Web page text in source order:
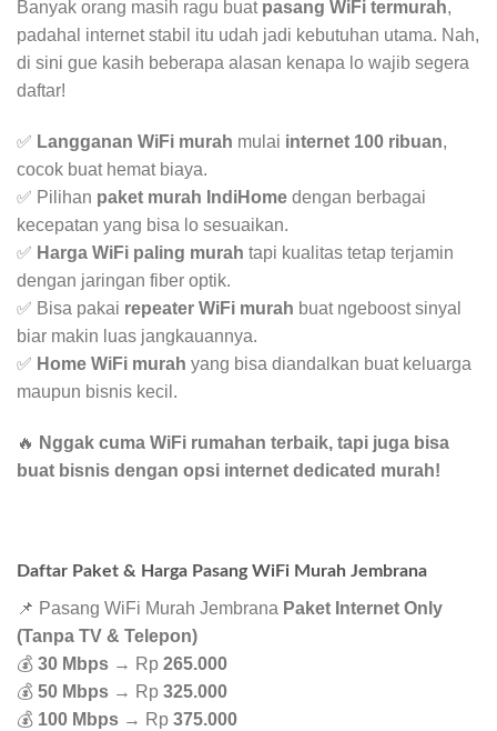
Banyak orang masih ragu buat pasang WiFi termurah,
padahal internet stabil itu udah jadi kebutuhan utama. Nah,
di sini gue kasih beberapa alasan kenapa lo wajib segera
daftar!
✅ Langganan WiFi murah mulai internet 100 ribuan,
cocok buat hemat biaya.
✅ Pilihan paket murah IndiHome dengan berbagai
kecepatan yang bisa lo sesuaikan.
✅ Harga WiFi paling murah tapi kualitas tetap terjamin
dengan jaringan fiber optik.
✅ Bisa pakai repeater WiFi murah buat ngeboost sinyal
biar makin luas jangkauannya.
✅ Home WiFi murah yang bisa diandalkan buat keluarga
maupun bisnis kecil.
🔥 Nggak cuma WiFi rumahan terbaik, tapi juga bisa
buat bisnis dengan opsi internet dedicated murah!
Daftar Paket & Harga Pasang WiFi Murah Jembrana
📌 Pasang WiFi Murah Jembrana Paket Internet Only
(Tanpa TV & Telepon)
💰 30 Mbps → Rp 265.000
💰 50 Mbps → Rp 325.000
💰 100 Mbps → Rp 375.000